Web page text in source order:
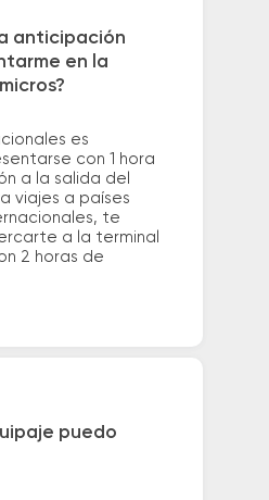
anticipación
en la
es
con 1 hora
a la salida del
viajes a países
te
a la terminal
2 horas de
puedo